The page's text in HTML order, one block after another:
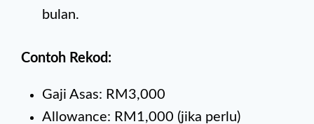
bulan.
Contoh Rekod:
Gaji Asas: RM3,000
Allowance: RM1,000 (jika perlu)